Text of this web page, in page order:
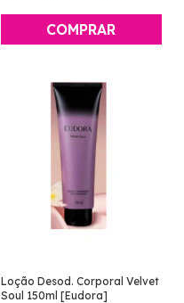
Loção Desod. Corporal Velvet
Soul 150ml [Eudora]